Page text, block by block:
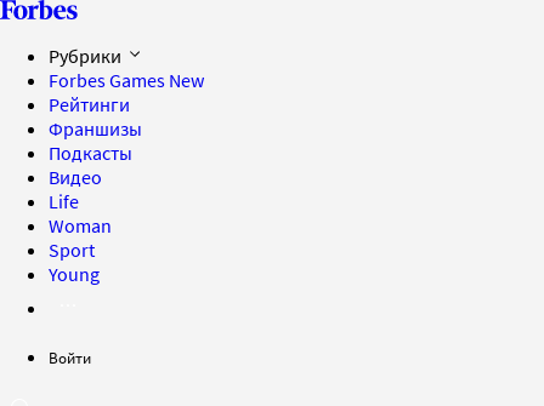
Рубрики
Forbes Games New
Рейтинги
Франшизы
Подкасты
Видео
Life
Woman
Sport
Young
Войти